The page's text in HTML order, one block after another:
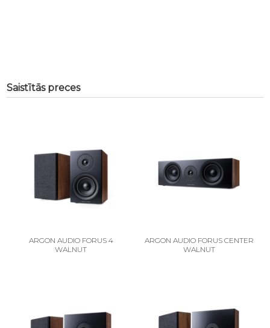
Saistītās preces
ARGON AUDIO FORUS 4
WALNUT
ARGON AUDIO FORUS CENTER
WALNUT